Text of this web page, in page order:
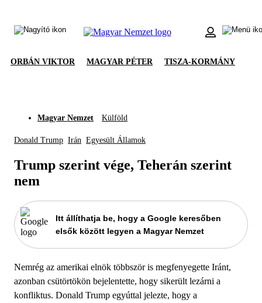
ORBÁN VIKTOR MAGYAR PÉTER TISZA-KORMÁNY
Magyar Nemzet Külföld
Donald Trump Irán Egyesült Államok
Trump szerint vége, Teherán szerint
nem
Itt állíthatja be, hogy a Google keresőben
elsők között legyen a Magyar Nemzet
Nemrég az amerikai elnök többször is megfenyegette Iránt,
azonban csütörtökön bejelentette, hogy sikerült lezárni a
konfliktus. Donald Trump egyúttal jelezte, hogy a